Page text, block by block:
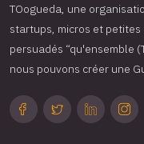
TOogueda, une
startups, micros et petites
persuadés “qu'ensemble
nous pouvons créer une